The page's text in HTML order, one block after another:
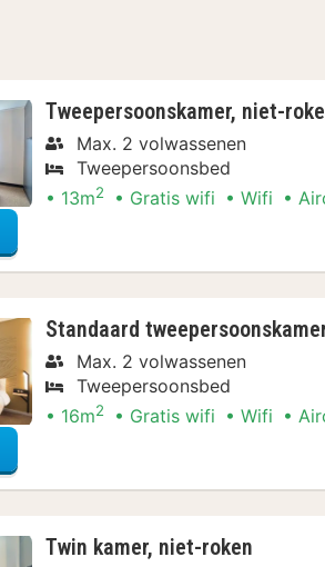
Tweepersoonskamer, niet-
Max. 2 volwassenen
Tweepersoonsbed
13m2 Gratis wifi Wifi
Standaard
Max. 2 volwassenen
Tweepersoonsbed
16m2 Gratis wifi Wifi
Twin kamer, niet-roken